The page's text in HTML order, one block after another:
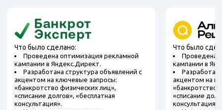
Что было сделано:
Проведена оптимизация рекламной
кампании в Яндекс.Директ.
Разработана структура объявлений с
акцентом на ключевые запросы:
«банкротство физических лиц»,
«списание долгов», «бесплатная
консультация».
Что было
Проведена
кампании в
акцентом на
«банкротство
«списание
консультация».